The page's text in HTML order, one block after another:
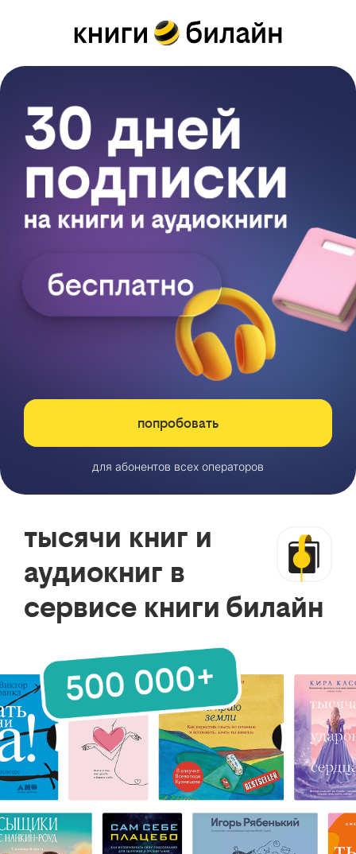
попробовать
для абонентов всех операторов
тысячи книг и
аудиокниг в
сервисе книги билайн